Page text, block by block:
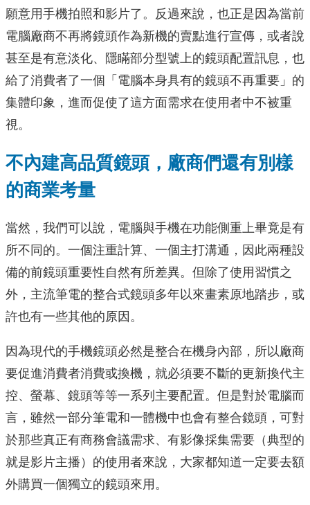
願意用手機拍照和影片了。反過來說，也正是因為當前
電腦廠商不再將鏡頭作為新機的賣點進行宣傳，或者說
甚至是有意淡化、隱瞞部分型號上的鏡頭配置訊息，也
給了消費者了一個「電腦本身具有的鏡頭不再重要」的
集體印象，進而促使了這方面需求在使用者中不被重
視。
不內建高品質鏡頭，廠商們還有別樣
的商業考量
當然，我們可以說，電腦與手機在功能側重上畢竟是有
所不同的。一個注重計算、一個主打溝通，因此兩種設
備的前鏡頭重要性自然有所差異。但除了使用習慣之
外，主流筆電的整合式鏡頭多年以來畫素原地踏步，或
許也有一些其他的原因。
因為現代的手機鏡頭必然是整合在機身內部，所以廠商
要促進消費者消費或換機，就必須要不斷的更新換代主
控、螢幕、鏡頭等等一系列主要配置。但是對於電腦而
言，雖然一部分筆電和一體機中也會有整合鏡頭，可對
於那些真正有商務會議需求、有影像採集需要（典型的
就是影片主播）的使用者來說，大家都知道一定要去額
外購買一個獨立的鏡頭來用。